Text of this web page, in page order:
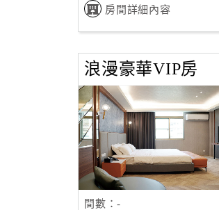
房間詳細內容
浪漫豪華VIP房
間數：-